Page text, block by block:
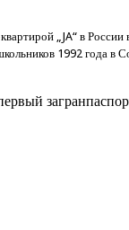
„JA“ в
1992 года